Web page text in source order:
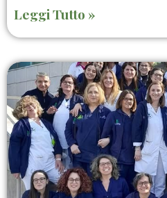
Leggi Tutto »